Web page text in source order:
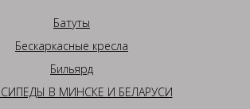
Батуты
Бескаркасные кресла
Бильярд
В МИНСКЕ И БЕЛАРУСИ